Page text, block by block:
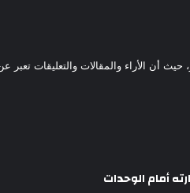
أن الأراء والمقالات والتعليقات تعبر
أمام الوحدات